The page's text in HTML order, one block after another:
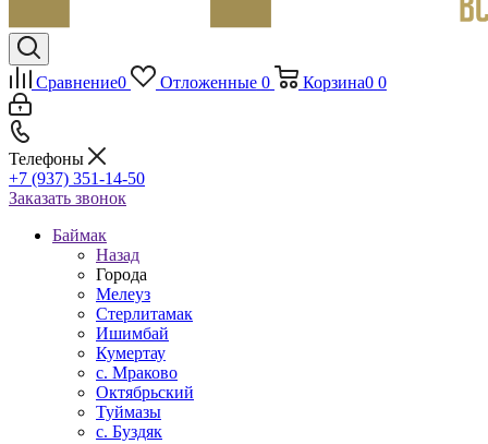
Сравнение0 Отложенные 0 Корзина0 0
Телефоны
+7 (937) 351-14-50
Заказать звонок
Баймак
Назад
Города
Мелеуз
Стерлитамак
Ишимбай
Кумертау
c. Мраково
Октябрьский
Туймазы
c. Буздяк